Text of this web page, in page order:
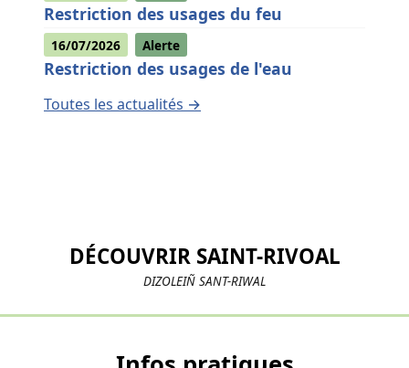
Restriction des usages du feu
16/07/2026 Alerte
Restriction des usages de l'eau
Toutes les actualités →
DÉCOUVRIR SAINT-RIVOAL
DIZOLEIÑ SANT-RIWAL